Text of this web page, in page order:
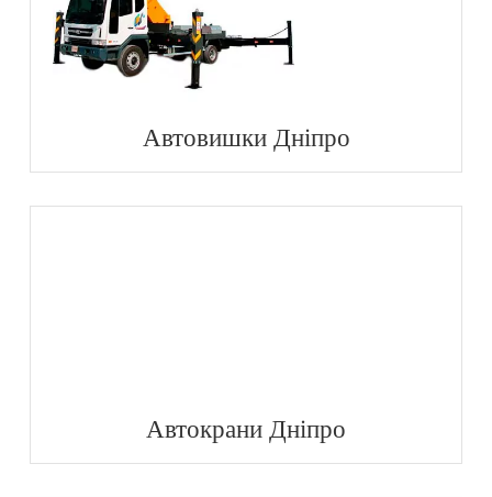
Автовишки Дніпро
Автокрани Дніпро